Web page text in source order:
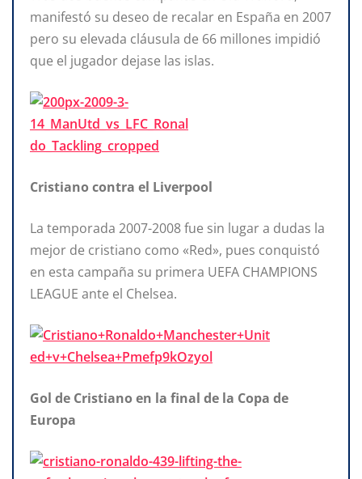
manifestó su deseo de recalar en España en 2007
pero su elevada cláusula de 66 millones impidió
que el jugador dejase las islas.
Cristiano contra el Liverpool
La temporada 2007-2008 fue sin lugar a dudas la
mejor de cristiano como «Red», pues conquistó
en esta campaña su primera UEFA CHAMPIONS
LEAGUE ante el Chelsea.
Gol de Cristiano en la final de la Copa de
Europa